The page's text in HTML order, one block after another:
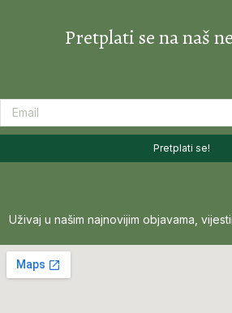
Pretplati se na naš
Pretplati se!
Uživaj u našim najnovijim objavama,